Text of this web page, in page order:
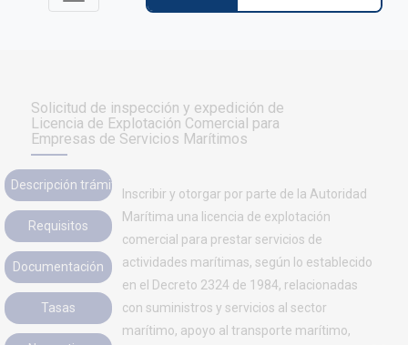
Solicitud de inspección y expedición de
Licencia de Explotación Comercial para
Empresas de Servicios Marítimos
Inscribir y otorgar por parte de la Autoridad
Marítima una licencia de explotación
comercial para prestar servicios de
actividades marítimas, según lo establecido
en el Decreto 2324 de 1984, relacionadas
con suministros y servicios al sector
marítimo, apoyo al transporte marítimo,